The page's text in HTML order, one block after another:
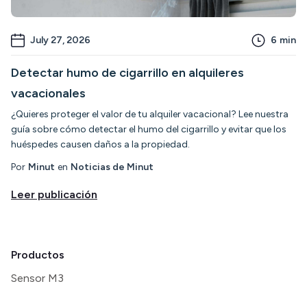
July 27, 2026 6 min
Detectar humo de cigarrillo en alquileres
vacacionales
¿Quieres proteger el valor de tu alquiler vacacional? Lee nuestra
guía sobre cómo detectar el humo del cigarrillo y evitar que los
huéspedes causen daños a la propiedad.
Por Minut en Noticias de Minut
Leer publicación
Productos
Sensor M3